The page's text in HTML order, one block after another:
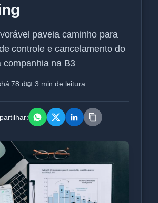
paveia caminho para
controle e cancelamento do
companhia na B3
há 78 d📖 3 min de leitura